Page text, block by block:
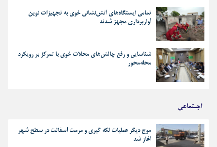
تمامی ایستگاه‌های آتش‌نشانی خوی به تجهیزات نوین
آواربرداری مجهز شدند
شناسایی و رفع چالش‌های محلات خوی با تمرکز بر رویکرد
محله‌محور
اجـتماعی
موج دیگر عملیات لکه گیری و مرمت آسفالت در سطح شهر
آغاز شد